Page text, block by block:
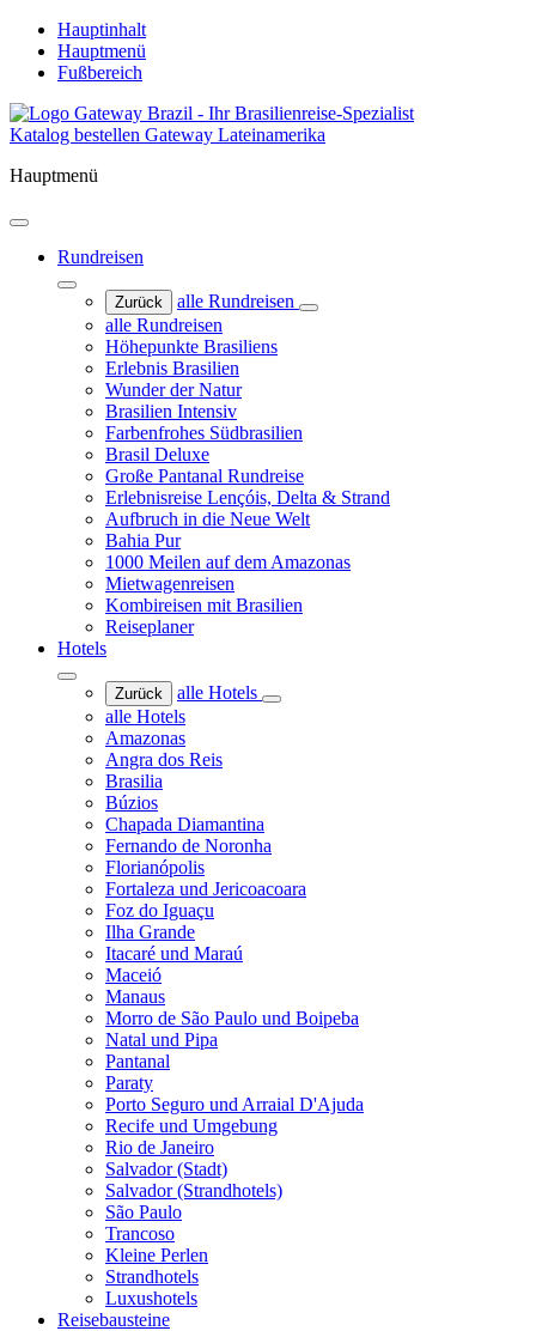
Hauptinhalt
Hauptmenü
Fußbereich
Katalog bestellen Gateway Lateinamerika
Hauptmenü
Rundreisen
Zurück
alle Rundreisen
alle Rundreisen
Höhepunkte Brasiliens
Erlebnis Brasilien
Wunder der Natur
Brasilien Intensiv
Farbenfrohes Südbrasilien
Brasil Deluxe
Große Pantanal Rundreise
Erlebnisreise Lençóis, Delta & Strand
Aufbruch in die Neue Welt
Bahia Pur
1000 Meilen auf dem Amazonas
Mietwagenreisen
Kombireisen mit Brasilien
Reiseplaner
Hotels
Zurück
alle Hotels
alle Hotels
Amazonas
Angra dos Reis
Brasilia
Búzios
Chapada Diamantina
Fernando de Noronha
Florianópolis
Fortaleza und Jericoacoara
Foz do Iguaçu
Ilha Grande
Itacaré und Maraú
Maceió
Manaus
Morro de São Paulo und Boipeba
Natal und Pipa
Pantanal
Paraty
Porto Seguro und Arraial D'Ajuda
Recife und Umgebung
Rio de Janeiro
Salvador (Stadt)
Salvador (Strandhotels)
São Paulo
Trancoso
Kleine Perlen
Strandhotels
Luxushotels
Reisebausteine